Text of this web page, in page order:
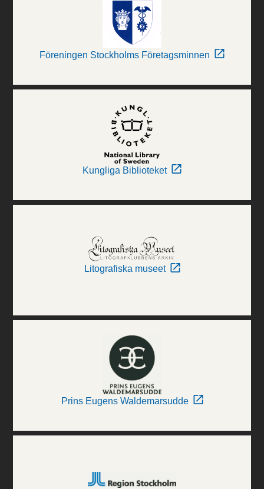
Föreningen Stockholms Företagsminnen
Kungliga Biblioteket
Litografiska museet
Prins Eugens Waldemarsudde